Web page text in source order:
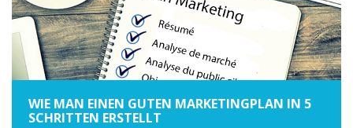
WIE MAN EINEN GUTEN MARKETINGPLAN IN 5
SCHRITTEN ERSTELLT